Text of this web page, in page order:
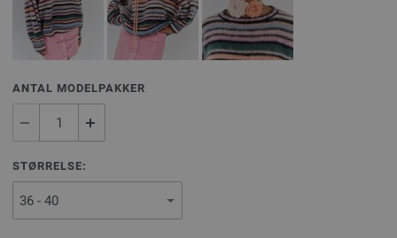
ANTAL MODELPAKKER
STØRRELSE: